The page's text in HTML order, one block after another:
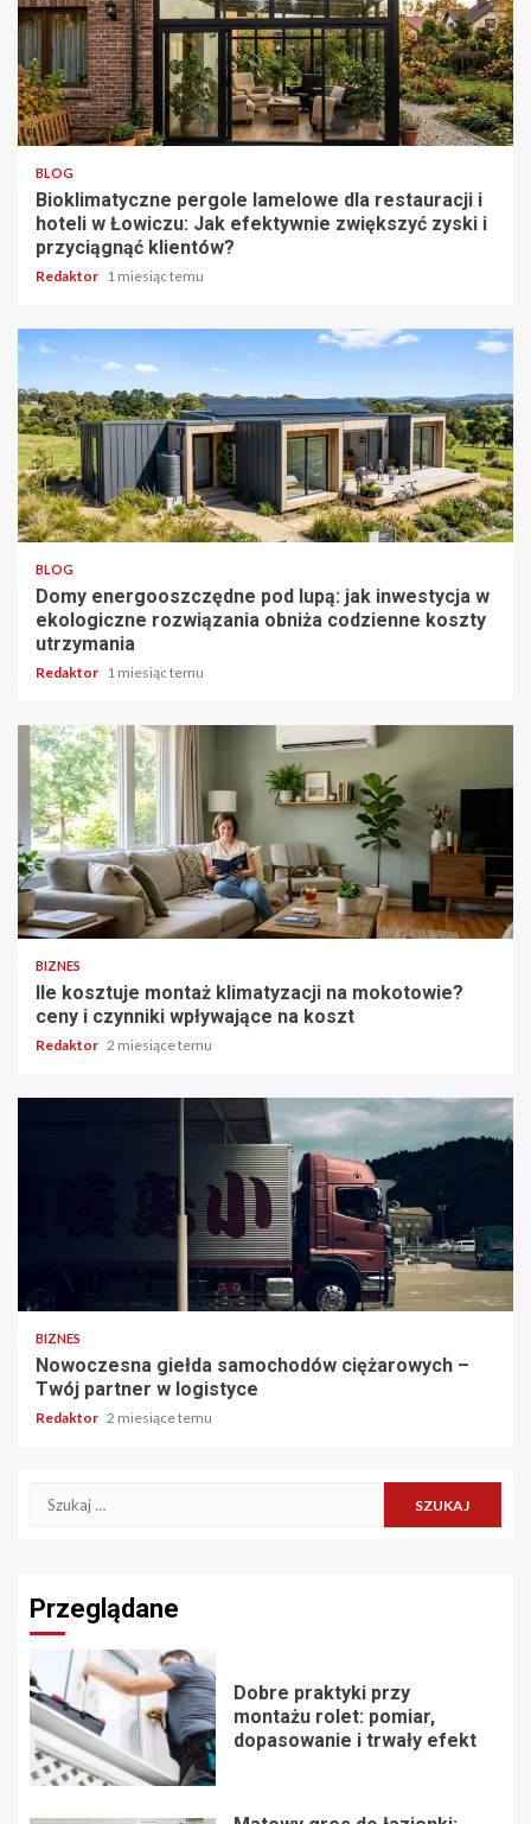
4 min odczytu
BLOG
Bioklimatyczne pergole lamelowe dla restauracji i
hoteli w Łowiczu: Jak efektywnie zwiększyć zyski i
przyciągnąć klientów?
Redaktor 1 miesiąc temu
5 min odczytu
BLOG
Domy energooszczędne pod lupą: jak inwestycja w
ekologiczne rozwiązania obniża codzienne koszty
utrzymania
Redaktor 1 miesiąc temu
5 min odczytu
BIZNES
Ile kosztuje montaż klimatyzacji na mokotowie?
ceny i czynniki wpływające na koszt
Redaktor 2 miesiące temu
2 min odczytu
BIZNES
Nowoczesna giełda samochodów ciężarowych –
Twój partner w logistyce
Redaktor 2 miesiące temu
Szukaj:
Przeglądane
Dobre praktyki przy
montażu rolet: pomiar,
dopasowanie i trwały efekt